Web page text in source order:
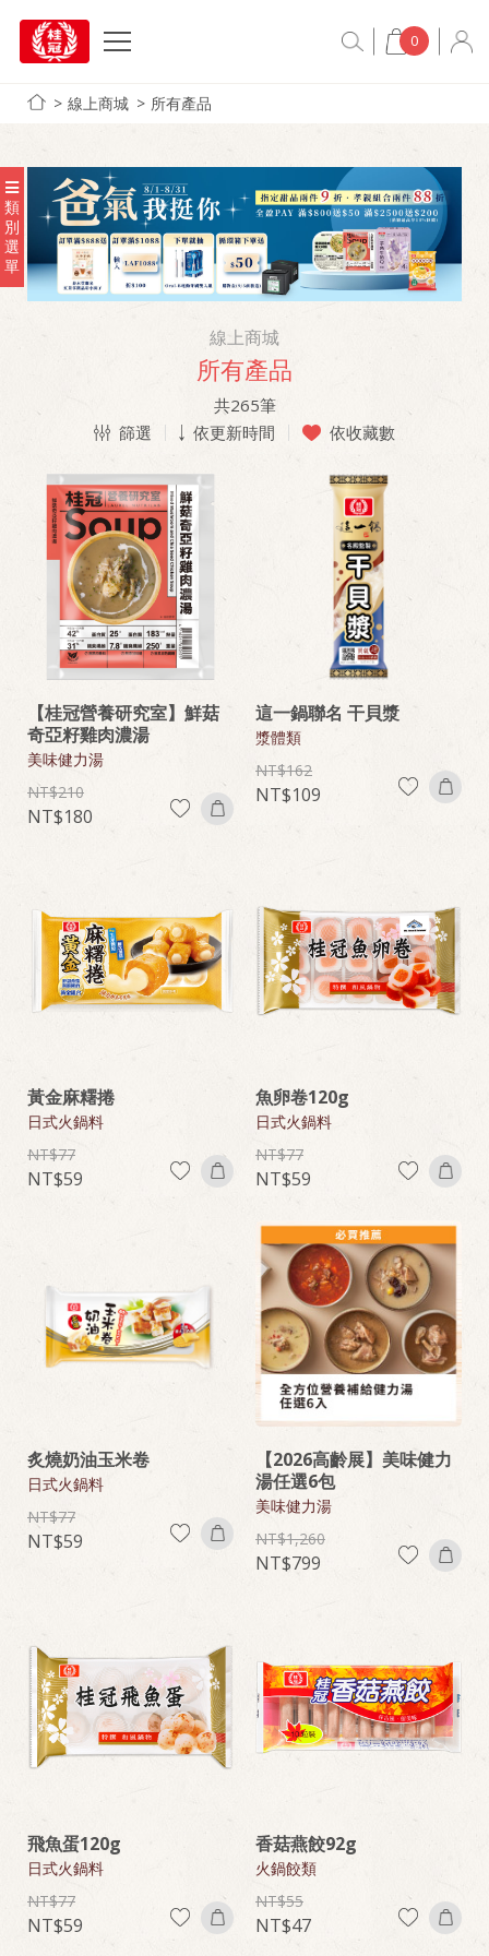
0
線上商城 所有產品
類
別
選
單
線上商城
所有產品
共265筆
篩選
依更新時間 依收藏數
【桂冠營養研究室】鮮菇
奇亞籽雞肉濃湯
美味健力湯
210
180
這一鍋聯名 干貝漿
漿體類
162
109
黃金麻糬捲
日式火鍋料
77
59
魚卵卷120g
日式火鍋料
77
59
炙燒奶油玉米卷
日式火鍋料
77
59
【2026高齡展】美味健力
湯任選6包
美味健力湯
1,260
799
飛魚蛋120g
日式火鍋料
77
59
香菇燕餃92g
火鍋餃類
55
47